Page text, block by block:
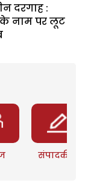
दरगाह :
के नाम पर लूट
संपादकीय